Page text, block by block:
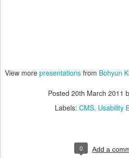
View more presentations from Bohyun
Posted 20th March 2011
Labels: CMS Usability
0 Add a